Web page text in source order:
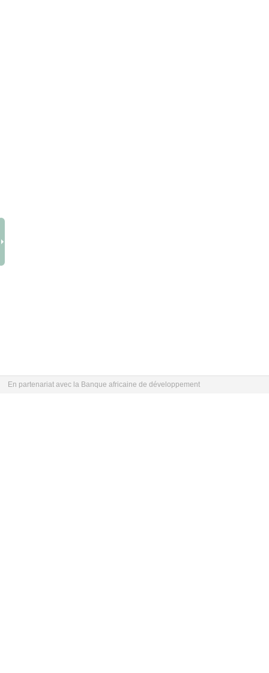
En partenariat avec la Banque africaine de développement